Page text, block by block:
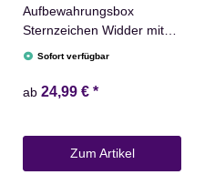
Aufbewahrungsbox
Sternzeichen Widder mit
Name versch. Größen
Sofort verfügbar
ab 24,99 € *
Zum Artikel